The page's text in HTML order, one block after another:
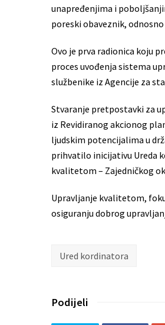
unapređenjima i
poreski obaveznik,
Ovo je prva radionica koju
proces uvođenja sistema
službenike iz Agencije za
Stvaranje pretpostavki za
iz Revidiranog akcionog
ljudskim potencijalima u
prihvatilo inicijativu Ureda
kvalitetom – Zajedničkog
Upravljanje kvalitetom,
osiguranju dobrog
Ured kordinatora
Podijeli